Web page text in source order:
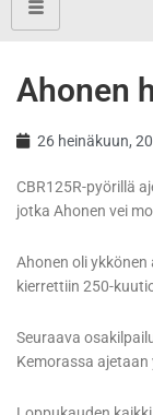
Ahonen
26 heinäkuun,
CBR125R-pyörillä
jotka Ahonen vei
Ahonen oli
kierrettiin 250-
Seuraava
Kemorassa